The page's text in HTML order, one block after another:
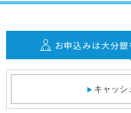
お申込みは大分
キャッシ